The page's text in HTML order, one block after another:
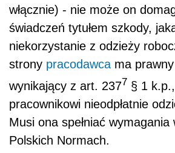
włącznie) - nie może on
świadczeń tytułem szkody,
niekorzystanie z odzieży
strony pracodawca ma
wynikający z art. 2377 § 1
pracownikowi nieodpłatnie
Musi ona spełniać wymagania
Polskich Normach.